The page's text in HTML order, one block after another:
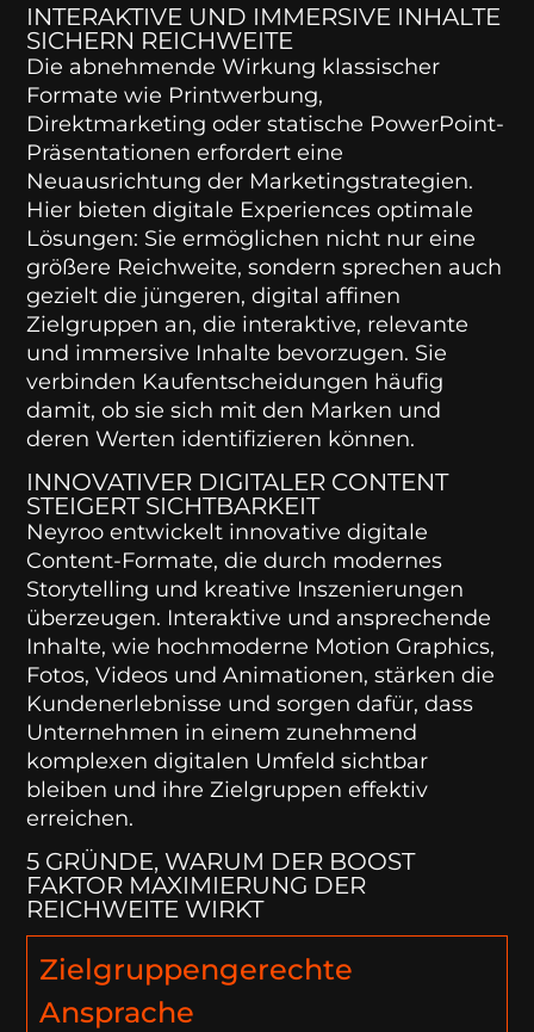
INTERAKTIVE UND IMMERSIVE INHALTE
SICHERN REICHWEITE
Die abnehmende Wirkung klassischer
Formate wie Printwerbung,
Direktmarketing oder statische PowerPoint-
Präsentationen erfordert eine
Neuausrichtung der Marketingstrategien.
Hier bieten digitale Experiences optimale
Lösungen: Sie ermöglichen nicht nur eine
größere Reichweite, sondern sprechen auch
gezielt die jüngeren, digital affinen
Zielgruppen an, die interaktive, relevante
und immersive Inhalte bevorzugen. Sie
verbinden Kaufentscheidungen häufig
damit, ob sie sich mit den Marken und
deren Werten identifizieren können.
INNOVATIVER DIGITALER CONTENT
STEIGERT SICHTBARKEIT
Neyroo entwickelt innovative digitale
Content-Formate, die durch modernes
Storytelling und kreative Inszenierungen
überzeugen. Interaktive und ansprechende
Inhalte, wie hochmoderne Motion Graphics,
Fotos, Videos und Animationen, stärken die
Kundenerlebnisse und sorgen dafür, dass
Unternehmen in einem zunehmend
komplexen digitalen Umfeld sichtbar
bleiben und ihre Zielgruppen effektiv
erreichen.
5 GRÜNDE, WARUM DER BOOST
FAKTOR MAXIMIERUNG DER
REICHWEITE WIRKT
Zielgruppengerechte
Ansprache